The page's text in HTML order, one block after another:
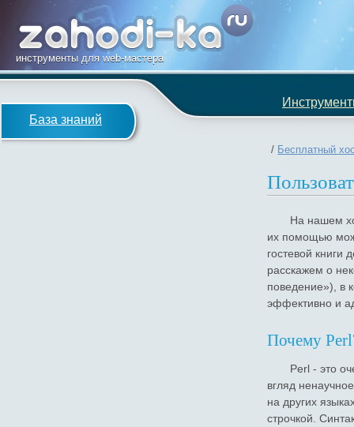
инструменты для web-мастера
База знаний
/ Бесплатный
На нашем
их помощью
гостевой
расскажем о
поведение»), в
эффективно и
Почему
Perl - это
вгляд
на других
строчкой.